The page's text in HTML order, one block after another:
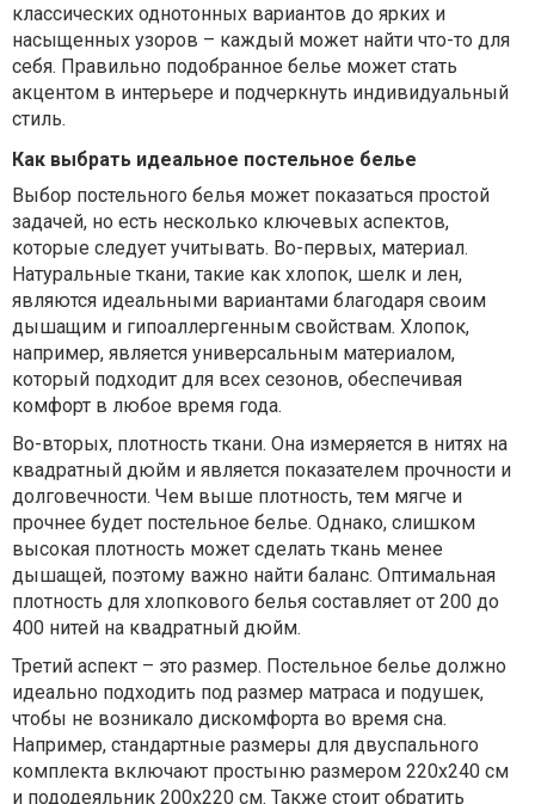
классических однотонных вариантов до ярких и
насыщенных узоров – каждый может найти что-то для
себя. Правильно подобранное белье может стать
акцентом в интерьере и подчеркнуть индивидуальный
стиль.
Как выбрать идеальное постельное белье
Выбор постельного белья может показаться простой
задачей, но есть несколько ключевых аспектов,
которые следует учитывать. Во-первых, материал.
Натуральные ткани, такие как хлопок, шелк и лен,
являются идеальными вариантами благодаря своим
дышащим и гипоаллергенным свойствам. Хлопок,
например, является универсальным материалом,
который подходит для всех сезонов, обеспечивая
комфорт в любое время года.
Во-вторых, плотность ткани. Она измеряется в нитях на
квадратный дюйм и является показателем прочности и
долговечности. Чем выше плотность, тем мягче и
прочнее будет постельное белье. Однако, слишком
высокая плотность может сделать ткань менее
дышащей, поэтому важно найти баланс. Оптимальная
плотность для хлопкового белья составляет от 200 до
400 нитей на квадратный дюйм.
Третий аспект – это размер. Постельное белье должно
идеально подходить под размер матраса и подушек,
чтобы не возникало дискомфорта во время сна.
Например, стандартные размеры для двуспального
комплекта включают простыню размером 220х240 см
и пододеяльник 200х220 см. Также стоит обратить